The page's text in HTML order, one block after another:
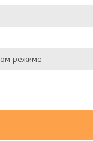
режиме